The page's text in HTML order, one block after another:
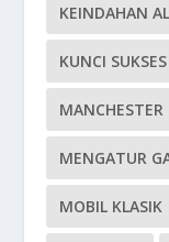
KEINDAHAN
KUNCI SUKSES
MANCHESTER
MENGATUR
MOBIL KLASIK